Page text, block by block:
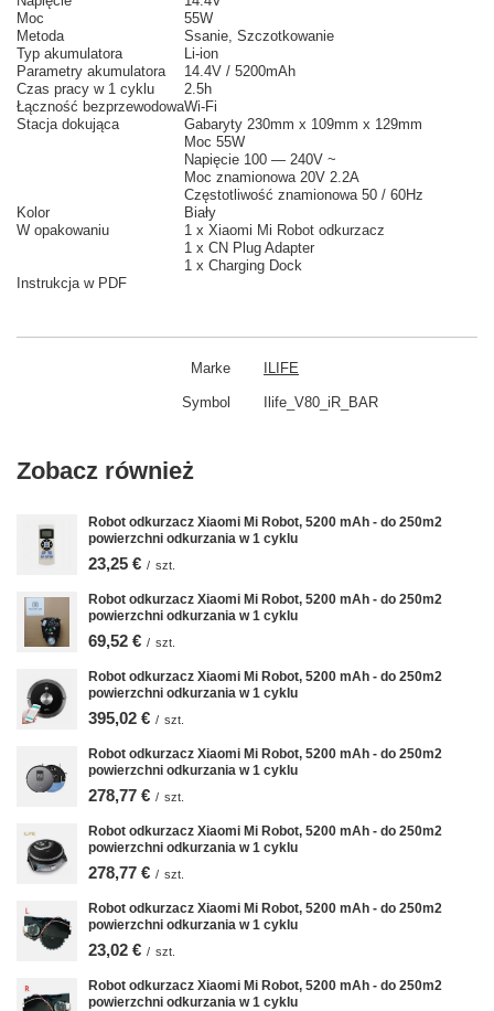
Moc
55W
Metoda
Ssanie, Szczotkowanie
Typ akumulatora
Li-ion
Parametry akumulatora
14.4V / 5200mAh
Czas pracy w 1 cyklu
2.5h
Łączność bezprzewodowaWi-Fi
Stacja dokująca
Gabaryty 230mm x 109mm x 129mm
Moc 55W
Napięcie 100 — 240V ~
Moc znamionowa 20V 2.2A
Częstotliwość znamionowa 50 / 60Hz
Kolor
Biały
W opakowaniu
1 x Xiaomi Mi Robot odkurzacz
1 x CN Plug Adapter
1 x Charging Dock
Instrukcja w PDF
Marke ILIFE
Symbol Ilife_V80_iR_BAR
Zobacz również
Robot odkurzacz Xiaomi Mi Robot, 5200 mAh - do 250m2
powierzchni odkurzania w 1 cyklu
23,25 € / szt.
Robot odkurzacz Xiaomi Mi Robot, 5200 mAh - do 250m2
powierzchni odkurzania w 1 cyklu
69,52 € / szt.
Robot odkurzacz Xiaomi Mi Robot, 5200 mAh - do 250m2
powierzchni odkurzania w 1 cyklu
395,02 € / szt.
Robot odkurzacz Xiaomi Mi Robot, 5200 mAh - do 250m2
powierzchni odkurzania w 1 cyklu
278,77 € / szt.
Robot odkurzacz Xiaomi Mi Robot, 5200 mAh - do 250m2
powierzchni odkurzania w 1 cyklu
278,77 € / szt.
Robot odkurzacz Xiaomi Mi Robot, 5200 mAh - do 250m2
powierzchni odkurzania w 1 cyklu
23,02 € / szt.
Robot odkurzacz Xiaomi Mi Robot, 5200 mAh - do 250m2
powierzchni odkurzania w 1 cyklu